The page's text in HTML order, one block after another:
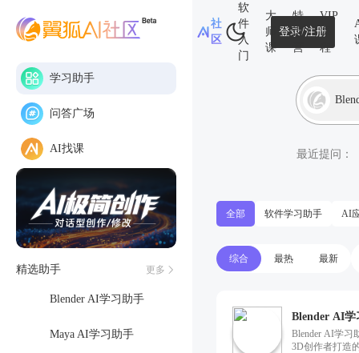
学习助手
问答广场
AI找课
精选助手 更多
Blender AI学习助手
Maya AI学习助手
社
区
软
件
入
门
大
师
课
特
训
营
VIP
课
程
登录/注册
最近提问：
全部 软件学习助手 AI
综合 最热 最新
Blender AI学
Blender AI学习
3D创作者打造